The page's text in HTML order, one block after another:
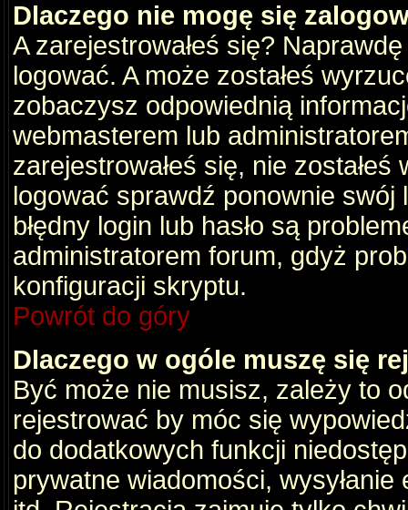
Dlaczego nie mogę się
A zarejestrowałeś się?
logować. A może zostałeś
zobaczysz odpowiednią
webmasterem lub
zarejestrowałeś się, nie
logować sprawdź ponownie swój
błędny login lub hasło są
administratorem forum, gdyż
konfiguracji skryptu.
Powrót do góry
Dlaczego w ogóle muszę się
Być może nie musisz, zależy to
rejestrować by móc się
do dodatkowych funkcji
prywatne wiadomości,